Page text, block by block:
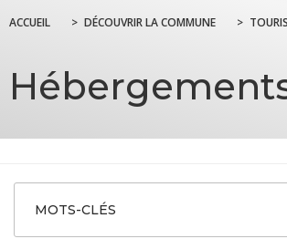
ACCUEIL > DÉCOUVRIR LA COMMUNE >
MOTS-CLÉS